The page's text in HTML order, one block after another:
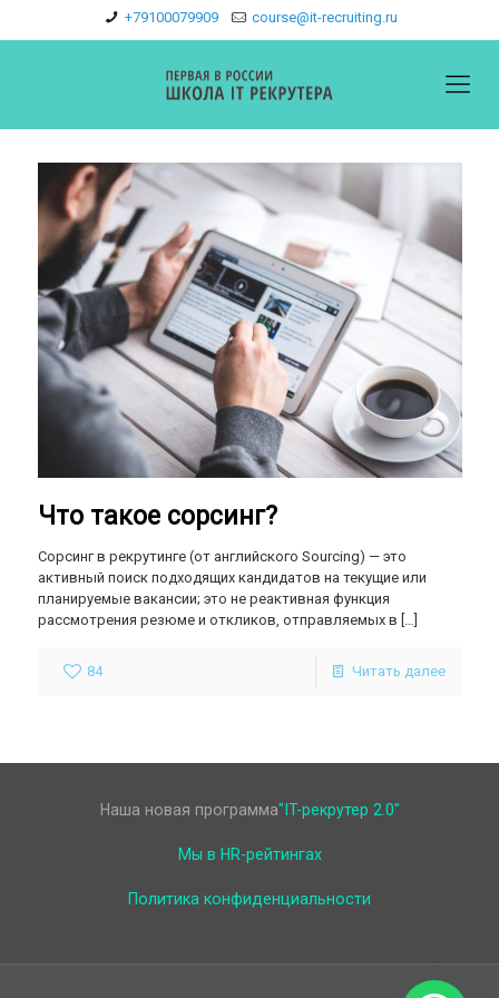
+79100079909 course@it-recruiting.ru
Что такое сорсинг?
Сорсинг в рекрутинге (от английского Sourcing) — это
активный поиск подходящих кандидатов на текущие или
планируемые вакансии; это не реактивная функция
рассмотрения резюме и откликов, отправляемых в […]
84 Читать далее
Наша новая программа"IT-рекрутер 2.0"
Мы в HR-рейтингах
Политика конфиденциальности